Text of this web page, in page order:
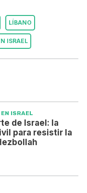
LÍBANO
ISRAEL
ISRAEL
de Israel: la
para resistir la